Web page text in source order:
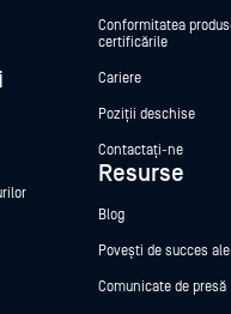
Conformitatea
certificările
Cariere
Poziții deschise
Contactați-ne
Resurse
Blog
Povești de succes
Comunicate de presă